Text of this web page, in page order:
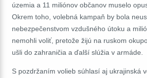
územia a 11 miliónov občanov muselo
Okrem toho, volebná kampaň by bola
nebezpečenstvom vzdušného útoku a
nemohli voliť, pretože žijú na ruskom
ušli do zahraničia a ďalší slúžia v armáde.
S pozdržaním volieb súhlasí aj ukrajinská